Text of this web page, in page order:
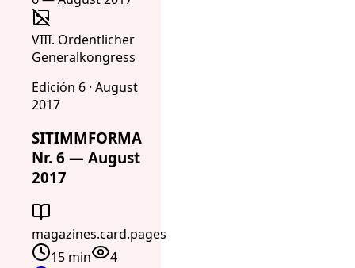
VIII. Ordentlicher
Generalkongress
Edición 6 · August
2017
SITIMMFORMA
Nr. 6 — August
2017
magazines.card.pages
15 min
4